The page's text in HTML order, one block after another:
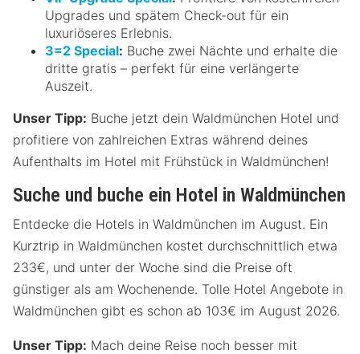
Upgrades und spätem Check-out für ein
luxuriöseres Erlebnis.
3=2 Special: Buche zwei Nächte und erhalte die
dritte gratis – perfekt für eine verlängerte
Auszeit.
Unser Tipp: Buche jetzt dein Waldmünchen Hotel und
profitiere von zahlreichen Extras während deines
Aufenthalts im Hotel mit Frühstück in Waldmünchen!
Suche und buche ein Hotel in Waldmünchen
Entdecke die Hotels in Waldmünchen im August. Ein
Kurztrip in Waldmünchen kostet durchschnittlich etwa
233€, und unter der Woche sind die Preise oft
günstiger als am Wochenende. Tolle Hotel Angebote in
Waldmünchen gibt es schon ab 103€ im August 2026.
Unser Tipp: Mach deine Reise noch besser mit